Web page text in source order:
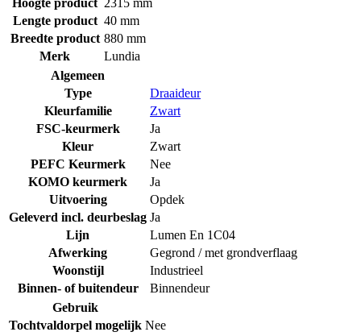
Hoogte product 2315 mm
Lengte product 40 mm
Breedte product 880 mm
Merk
Lundia
Algemeen
Type
Draaideur
Kleurfamilie
Zwart
FSC-keurmerk
Ja
Kleur
Zwart
PEFC Keurmerk
Nee
KOMO keurmerk
Ja
Uitvoering
Opdek
Geleverd incl. deurbeslag Ja
Lijn
Lumen En 1C04
Afwerking
Gegrond / met grondverflaag
Woonstijl
Industrieel
Binnen- of buitendeur
Binnendeur
Gebruik
Tochtvaldorpel mogelijk Nee